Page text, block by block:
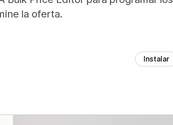
la oferta.
Instalar